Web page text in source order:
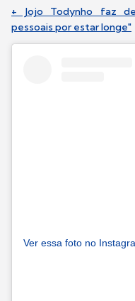
+ Jojo Todynho faz
pessoais por estar longe"
Ver essa foto no